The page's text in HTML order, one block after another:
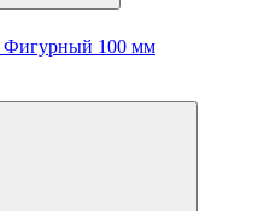
Фигурный 100 мм